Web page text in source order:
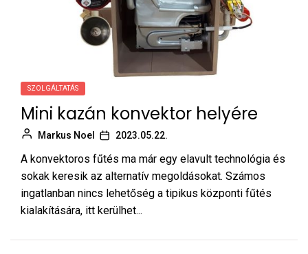
SZOLGÁLTATÁS
Mini kazán konvektor helyére
Markus Noel 2023.05.22.
A konvektoros fűtés ma már egy elavult technológia és
sokak keresik az alternatív megoldásokat. Számos
ingatlanban nincs lehetőség a tipikus központi fűtés
kialakítására, itt kerülhet...